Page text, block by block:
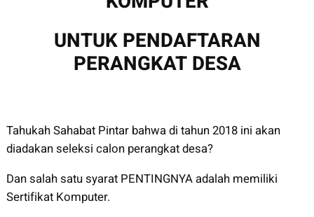
UNTUK PENDAFTARAN
PERANGKAT DESA
Tahukah Sahabat Pintar bahwa di tahun 2018 ini akan
diadakan seleksi calon perangkat desa?
Dan salah satu syarat PENTINGNYA adalah memiliki
Sertifikat Komputer.